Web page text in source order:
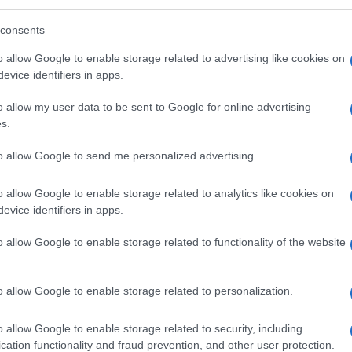
allow Google to enable storage related to advertising like cookies on
identifiers in apps.
allow my user data to be sent to Google for online advertising
allow Google to send me personalized advertising.
allow Google to enable storage related to analytics like cookies on
identifiers in apps.
allow Google to enable storage related to functionality of the website
allow Google to enable storage related to personalization.
allow Google to enable storage related to security, including
functionality and fraud prevention, and other user protection.
queste trattative. L’interesse del governo è
difesa nazionale e alla necessità di garantire
Fonti ufficiali indicano che l’esecutivo sta
un’opportunità per stimolare l’occupazione e